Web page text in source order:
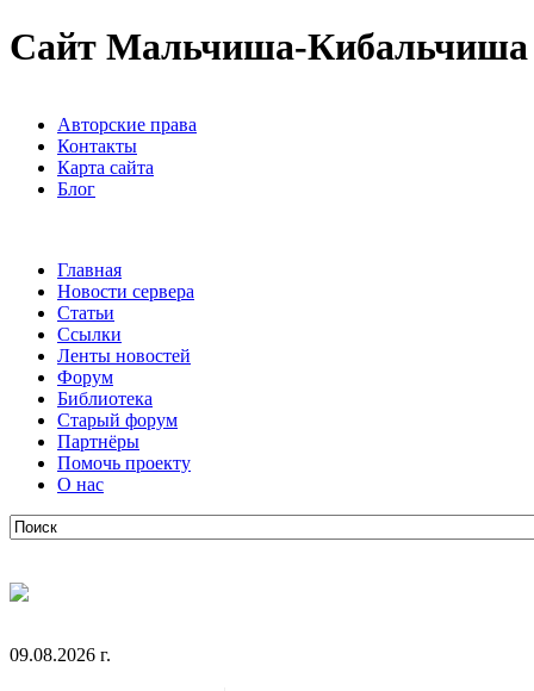
Сайт Мальчиша-Кибальчиша
Авторские права
Контакты
Карта сайта
Блог
Главная
Новости сервера
Статьи
Ссылки
Ленты новостей
Форум
Библиотека
Старый форум
Партнёры
Помочь проекту
О нас
09.08.2026 г.